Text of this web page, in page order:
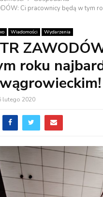
Ci pracownicy będą w tym
Wiadomości Wydarzenia
roku
lutego 2020